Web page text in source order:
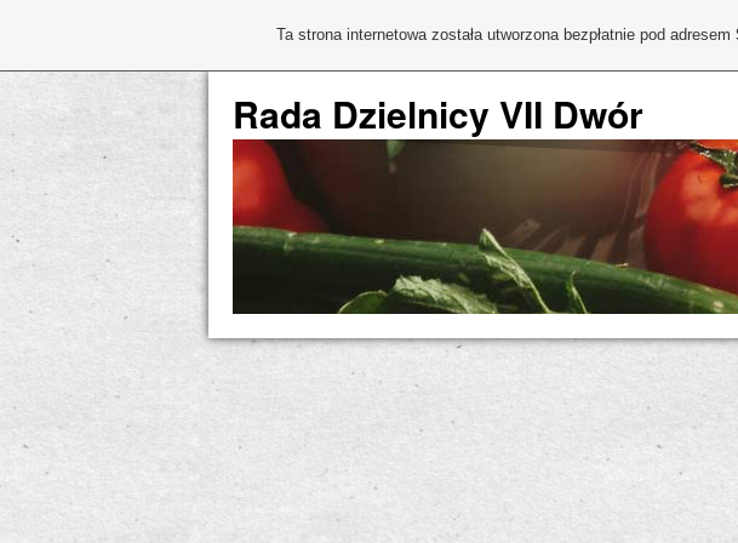
Rada Dzielnicy VII Dwór
Ta strona internetowa została utworzona bezpłatnie pod adresem